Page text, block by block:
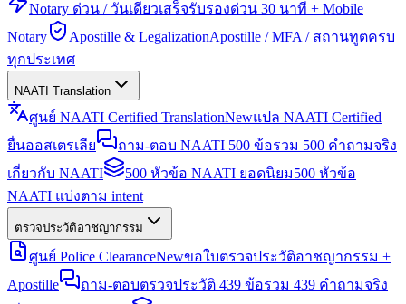
Notary ด่วน / วันเดียวเสร็จรับรองด่วน 30 นาที + Mobile
Notary
Apostille & LegalizationApostille / MFA / สถานทูตครบ
ทุกประเทศ
NAATI Translation
ศูนย์ NAATI Certified TranslationNewแปล NAATI Certified
ยื่นออสเตรเลีย
ถาม-ตอบ NAATI 500 ข้อรวม 500 คำถามจริง
เกี่ยวกับ NAATI
500 หัวข้อ NAATI ยอดนิยม500 หัวข้อ
NAATI แบ่งตาม intent
ตรวจประวัติอาชญากรรม
ศูนย์ Police ClearanceNewขอใบตรวจประวัติอาชญากรรม +
Apostille
ถาม-ตอบตรวจประวัติ 439 ข้อรวม 439 คำถามจริง